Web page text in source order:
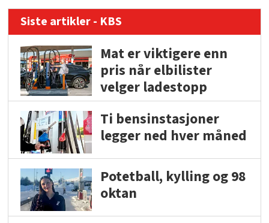
Siste artikler - KBS
Mat er viktigere enn
pris når elbilister
velger ladestopp
Ti bensinstasjoner
legger ned hver måned
Potetball, kylling og 98
oktan